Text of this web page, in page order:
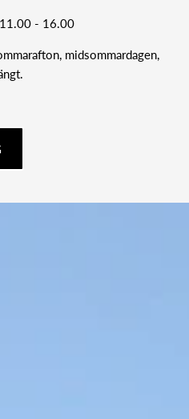
11.00 - 16.00
midsommardagen,